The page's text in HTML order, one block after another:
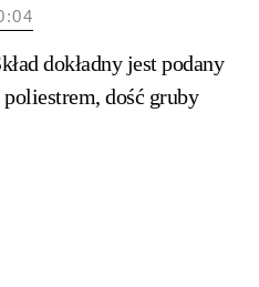
dokładny jest podany
dość gruby